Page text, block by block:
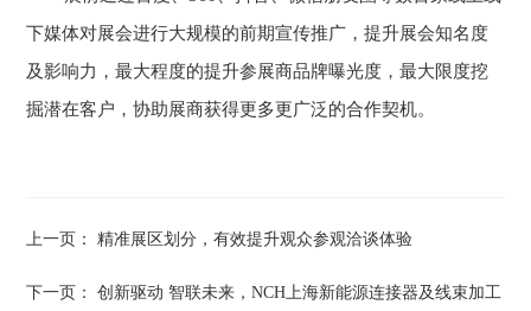
下媒体对展会进行大规模的前期宣传推广，提升展会知名度
及影响力，最大程度的提升参展商品牌曝光度，最大限度挖
掘潜在客户，协助展商获得更多更广泛的合作契机。
上一页：精准展区划分，有效提升观众参观洽谈体验
下一页：创新驱动 智联未来，NCH上海新能源连接器及线束加工